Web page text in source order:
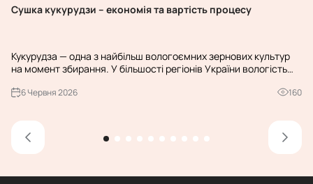
Сушка кукурудзи – економія та вартість процесу
Кукурудза — одна з найбільш вологоємних зернових культур
на момент збирання. У більшості регіонів України вологість
для безпечного тривалого зберігання цей показник необх...
6 Червня 2026 160